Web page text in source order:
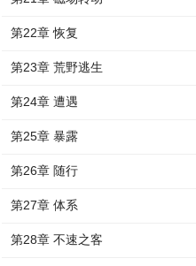
第22章 恢复
第23章 荒野逃生
第24章 遭遇
第25章 暴露
第26章 随行
第27章 体系
第28章 不速之客